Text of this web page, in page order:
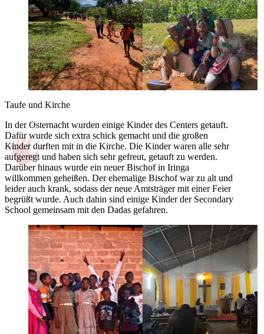
Taufe und Kirche
In der Osternacht wurden einige Kinder des Centers getauft.
Dafür wurde sich extra schick gemacht und die großen
Kinder durften mit in die Kirche. Die Kinder waren alle sehr
aufgeregt und haben sich sehr gefreut, getauft zu werden.
Darüber hinaus wurde ein neuer Bischof in Iringa
willkommen geheißen. Der ehemalige Bischof war zu alt und
leider auch krank, sodass der neue Amtsträger mit einer Feier
begrüßt wurde. Auch dahin sind einige Kinder der Secondary
School gemeinsam mit den Dadas gefahren.